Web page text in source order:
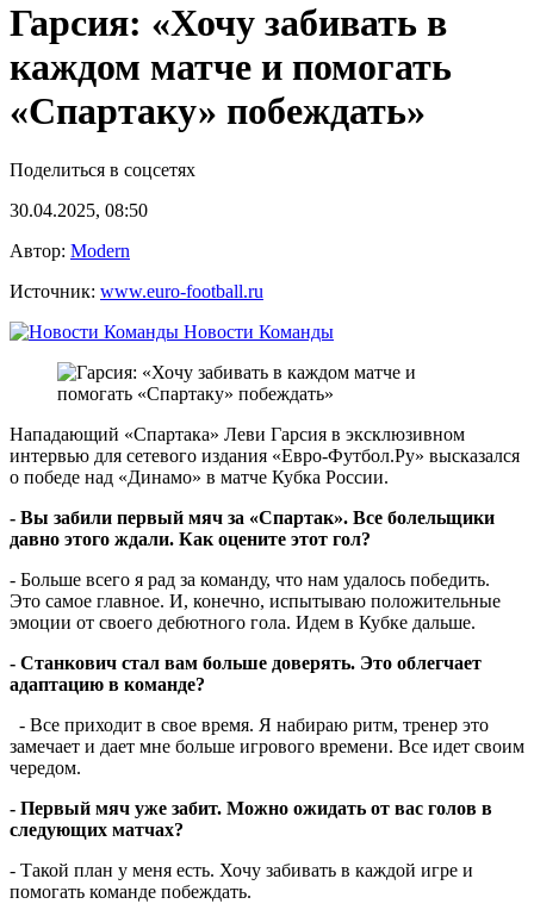
Гарсия: «Хочу забивать в
каждом матче и помогать
«Спартаку» побеждать»
Поделиться в соцсетях
30.04.2025, 08:50
Автор: Modern
Источник: www.euro-football.ru
Новости Команды
Нападающий «Спартака» Леви Гарсия в эксклюзивном
интервью для сетевого издания «Евро-Футбол.Ру» высказался
о победе над «Динамо» в матче Кубка России.
- Вы забили первый мяч за «Спартак». Все болельщики
давно этого ждали. Как оцените этот гол?
- Больше всего я рад за команду, что нам удалось победить.
Это самое главное. И, конечно, испытываю положительные
эмоции от своего дебютного гола. Идем в Кубке дальше.
- Станкович стал вам больше доверять. Это облегчает
адаптацию в команде?
- Все приходит в свое время. Я набираю ритм, тренер это
замечает и дает мне больше игрового времени. Все идет своим
чередом.
- Первый мяч уже забит. Можно ожидать от вас голов в
следующих матчах?
- Такой план у меня есть. Хочу забивать в каждой игре и
помогать команде побеждать.